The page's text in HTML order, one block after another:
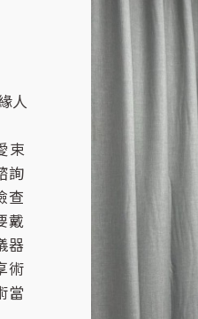
人
束
詢
查
戴
器
術
當